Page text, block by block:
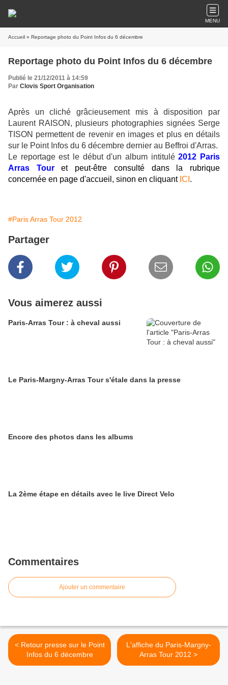
MENU
Accueil » Reportage photo du Point Infos du 6 décembre
Reportage photo du Point Infos du 6 décembre
Publié le 21/12/2011 à 14:59
Par Clovis Sport Organisation
Après un cliché grâcieusement mis à disposition par
Laurent RAISON, plusieurs photographies signées Serge
TISON permettent de revenir en images et plus en détails
sur le Point Infos du 6 décembre dernier au Beffroi d'Arras.
Le reportage est le début d'un album intitulé2012 Paris
Arras Tour
et peut-être consulté dans la rubrique
concernée en page d'accueil, sinon en cliquant ICI .
#Paris Arras Tour 2012
Partager
Vous aimerez aussi
Paris-Arras Tour : à cheval aussi
Le Paris-Margny-Arras Tour s'étale dans la presse
Encore des photos dans les albums
La 2ème étape en détails avec le live Direct Velo
Commentaires
Ajouter un commentaire
< Retour presse sur le Point
Infos du 6 décembre
L'affiche du Paris-Margny-
Arras Tour 2012 >